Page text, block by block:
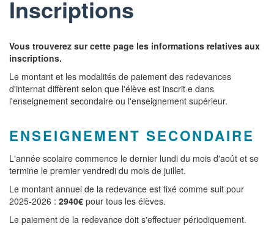
Inscriptions
Vous trouverez sur cette page les informations relatives aux
inscriptions.
Le montant et les modalités de paiement des redevances
d'internat diffèrent selon que l'élève est inscrit·e dans
l'enseignement secondaire ou l'enseignement supérieur.
ENSEIGNEMENT SECONDAIRE
L'année scolaire commence le dernier lundi du mois d'août et se
termine le premier vendredi du mois de juillet.
Le montant annuel de la redevance est fixé comme suit pour
2025-2026 : 2940€ pour tous les élèves.
Le paiement de la redevance doit s'effectuer périodiquement.